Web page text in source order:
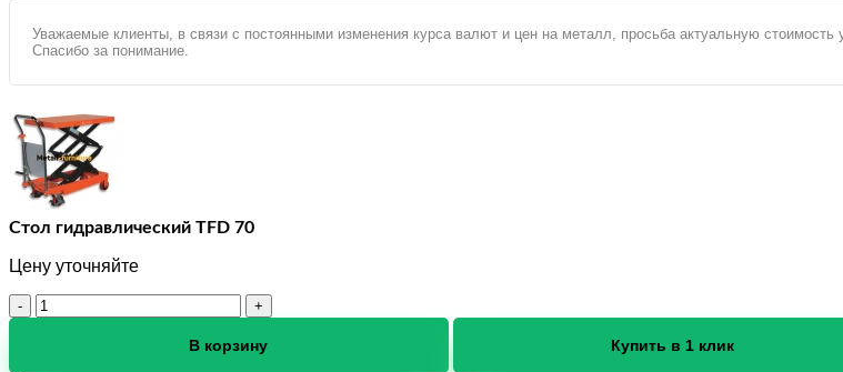
Уважаемые клиенты, в связи с постоянными изменения курса валют и цен на металл, просьба актуальную стоимость
Спасибо за понимание.
Стол гидравлический TFD 70
Цену уточняйте
Количество
товара
В корзину Купить в 1 клик